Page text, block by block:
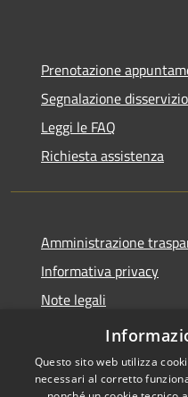
Prenotazione
Segnalazione disservizio
Leggi le FAQ
Richiesta assistenza
Amministrazione
Informativa privacy
Note legali
Dichiarazione di
Questo sito web utilizza
necessari al corretto